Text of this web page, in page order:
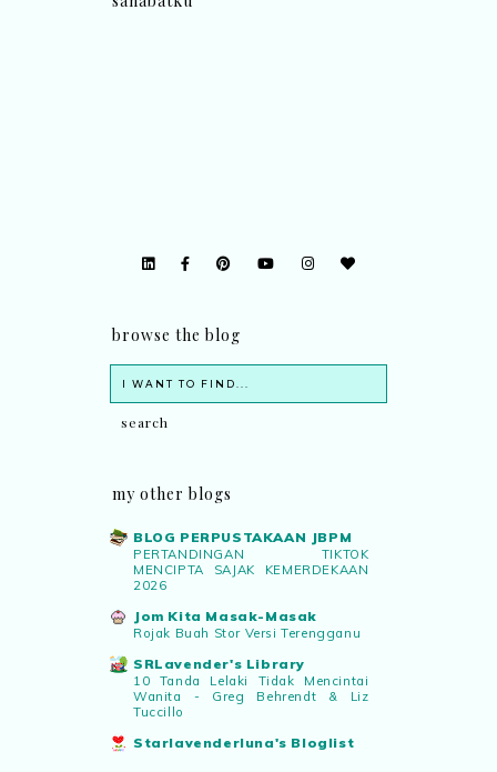
browse the blog
my other blogs
BLOG PERPUSTAKAAN JBPM
PERTANDINGAN TIKTOK
MENCIPTA SAJAK KEMERDEKAAN
2026
Jom Kita Masak-Masak
Rojak Buah Stor Versi Terengganu
SRLavender's Library
10 Tanda Lelaki Tidak Mencintai
Wanita - Greg Behrendt & Liz
Tuccillo
Starlavenderluna's Bloglist